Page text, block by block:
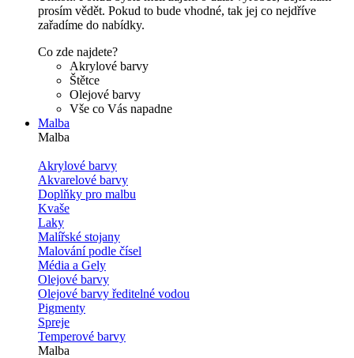
prosím vědět. Pokud to bude vhodné, tak jej co nejdříve
zařadíme do nabídky.
Co zde najdete?
Akrylové barvy
Štětce
Olejové barvy
Vše co Vás napadne
Malba
Malba
Akrylové barvy
Akvarelové barvy
Doplňky pro malbu
Kvaše
Laky
Malířské stojany
Malování podle čísel
Média a Gely
Olejové barvy
Olejové barvy ředitelné vodou
Pigmenty
Spreje
Temperové barvy
Malba